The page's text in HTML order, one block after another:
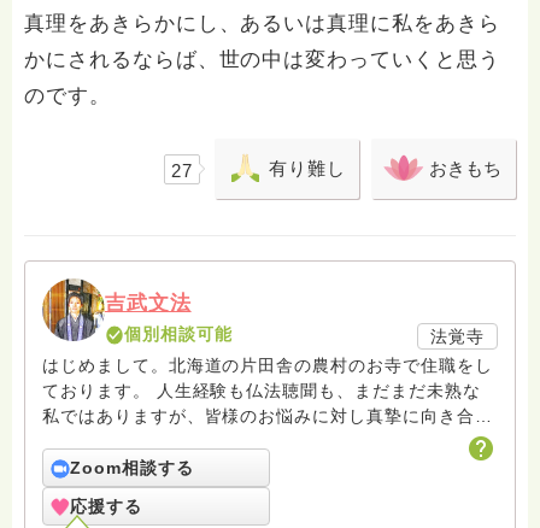
真理をあきらかにし、あるいは真理に私をあきら
かにされるならば、世の中は変わっていくと思う
のです。
27 有り難し おきもち
吉武文法
個別相談可能
法覚寺
はじめまして。北海道の片田舎の農村のお寺で住職をし
ております。 人生経験も仏法聴聞も、まだまだ未熟な
私ではありますが、皆様のお悩みに対し真摯に向き合
容は「こたえ」ではありません。仏法を聞いてもお金が
儲かるわけでも、人間関係に恵まれるわけでも、病気が
治るわけでも、何ものにも左右されない心の持ち様が手
Zoom相談する
応援する